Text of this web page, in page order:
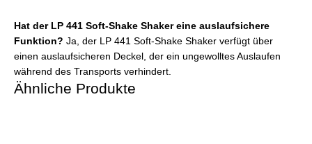
Hat der LP 441 Soft-Shake Shaker eine auslaufsichere
Funktion? Ja, der LP 441 Soft-Shake Shaker verfügt über
einen auslaufsicheren Deckel, der ein ungewolltes Auslaufen
während des Transports verhindert.
Ähnliche Produkte